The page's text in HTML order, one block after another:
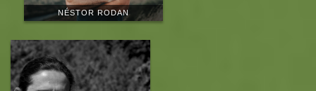
NÉSTOR RODAN